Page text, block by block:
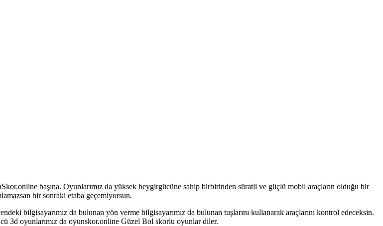
başına. Oyunlarımız da yüksek beygirgücüne sahip birbirinden süratli ve güçlü mobil araçların olduğu bir
bir sonraki etaba geçemiyorsun.
bilgisayarımız da bulunan yön verme bilgisayarımız da bulunan tuşlarını kullanarak araçlarını kontrol edeceksin.
3d oyunlarımız da oyunskor.online Güzel Bol skorlu oyunlar diler.